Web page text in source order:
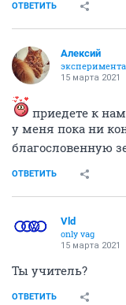
ОТВЕТИТЬ
Алексий
15 марта 2021
приедете к
у меня пока ни
благословенную
ОТВЕТИТЬ
Vld
only vag
15 марта 2021
Ты учитель?
ОТВЕТИТЬ